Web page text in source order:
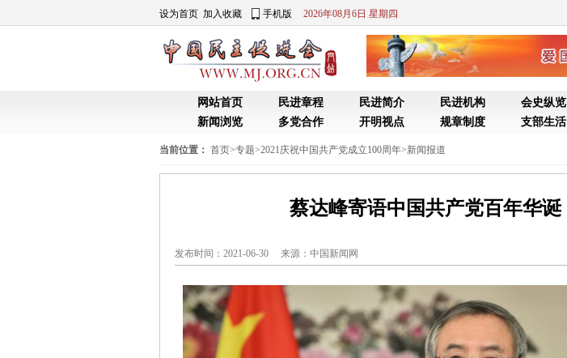
设为首页 加入收藏 手机版 2026年08月6日 星期四
网站首页 民进章程 民进简介 民进机构 会史纵览
新闻浏览
多党合作 开明视点 规章制度 支部生活
当前位置： 首页>专题>2021庆祝中国共产党成立100周年>新闻报道
蔡达峰寄语中国共产党百年华诞
发布时间：2021-06-30 来源： 中国新闻网